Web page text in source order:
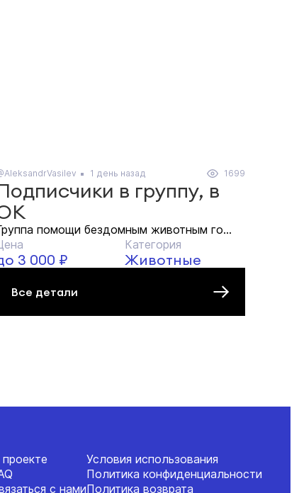
1 день назад 1699
в группу, в
помощи бездомным животным го...
3 000 ₽
Категория
Животные
Все детали
с нами
Условия использования
Политика конфиденциальности
Политика возврата